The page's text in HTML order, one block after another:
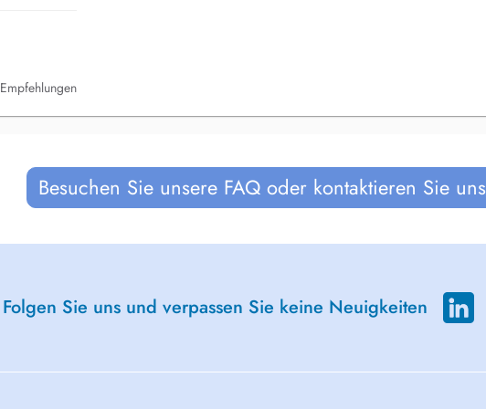
Empfehlungen
Besuchen Sie unsere FAQ oder kontaktieren Sie uns
Folgen Sie uns und verpassen Sie keine Neuigkeiten